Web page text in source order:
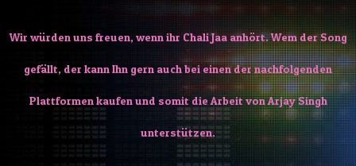
Wir würden uns freuen, wenn ihr Chali Jaa anhört. Wem der Song
gefällt, der kann Ihn gern auch bei einen der nachfolgenden
Plattformen kaufen und somit die Arbeit von Arjay Singh
unterstützen.